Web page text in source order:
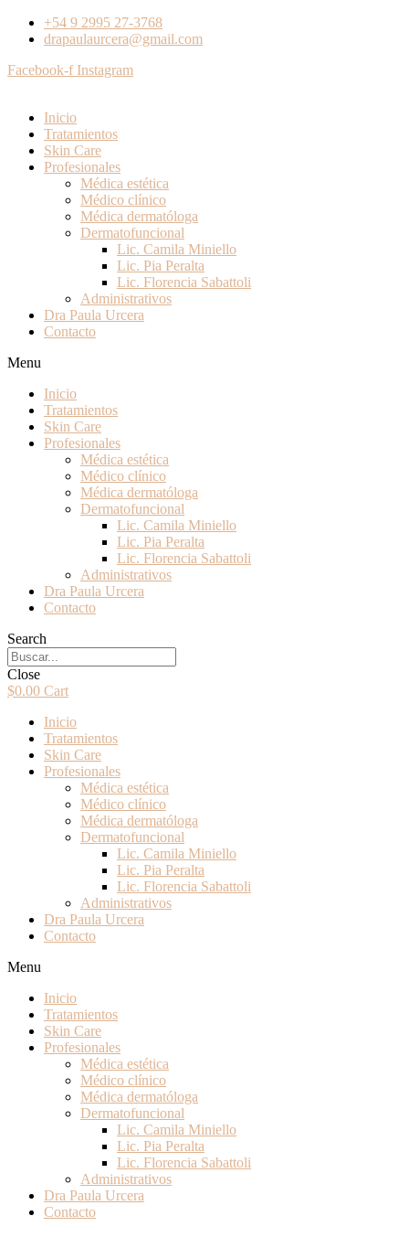
+54 9 2995 27-3768
drapaulaurcera@gmail.com
Facebook-f Instagram
Inicio
Tratamientos
Skin Care
Profesionales
Médica estética
Médico clínico
Médica dermatóloga
Dermatofuncional
Lic. Camila Miniello
Lic. Pia Peralta
Lic. Florencia Sabattoli
Administrativos
Dra Paula Urcera
Contacto
Menu
Inicio
Tratamientos
Skin Care
Profesionales
Médica estética
Médico clínico
Médica dermatóloga
Dermatofuncional
Lic. Camila Miniello
Lic. Pia Peralta
Lic. Florencia Sabattoli
Administrativos
Dra Paula Urcera
Contacto
Search
Close
$0.00 Cart
Inicio
Tratamientos
Skin Care
Profesionales
Médica estética
Médico clínico
Médica dermatóloga
Dermatofuncional
Lic. Camila Miniello
Lic. Pia Peralta
Lic. Florencia Sabattoli
Administrativos
Dra Paula Urcera
Contacto
Menu
Inicio
Tratamientos
Skin Care
Profesionales
Médica estética
Médico clínico
Médica dermatóloga
Dermatofuncional
Lic. Camila Miniello
Lic. Pia Peralta
Lic. Florencia Sabattoli
Administrativos
Dra Paula Urcera
Contacto